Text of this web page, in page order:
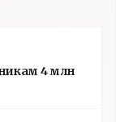
4 млн